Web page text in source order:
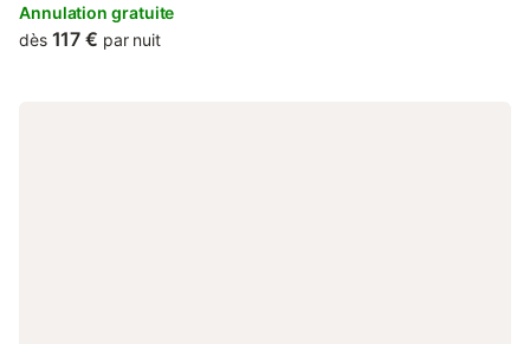
parking on-site are available at the holiday home free of charge.
Annulation gratuite
dès 117 € par nuit